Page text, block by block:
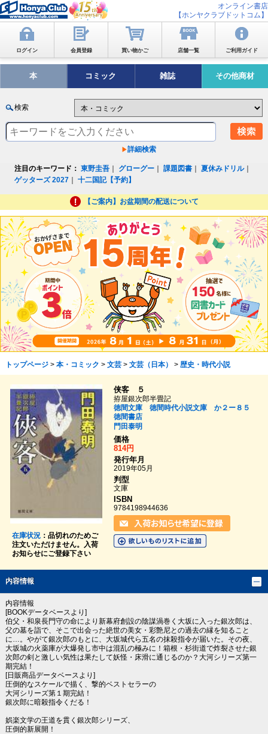
オンライン書店
【ホンヤクラブドットコム】
ログイン 会員登録 買い物かご 店舗一覧 ご利用ガイド
本 コミック 雑誌 その他商材
検索
詳細検索
注目のキーワード： 東野圭吾 グローグー ｜課題図書 ｜夏休みドリル｜
ゲッターズ 2027 ｜十二国記【予約】
【ご案内】お盆期間の配送について
トップページ> 本・コミック > 文芸> 文芸（日本） > 歴史・時代小説
在庫状況：品切れのためご
注文いただけません。入荷
お知らせにご登録下さい
侠客 ５
拵屋銀次郎半畳記
徳間文庫 徳間時代小説文庫 か２ー８５
徳間書店
門田泰明
価格
814円
発行年月
2019年05月
判型
文庫
ISBN
9784198944636
内容情報
内容情報
[BOOKデータベースより]
伯父・和泉長門守の命により新幕府創設の陰謀渦巻く大坂に入った銀次郎は、
父の墓を詣で、そこで出会った絶世の美女・彩艶尼との過去の縁を知ること
に…。やがて銀次郎のもとに、大坂城代ら五名の抹殺指令が届いた。その夜、
大坂城の火薬庫が大爆発し市中は混乱の極みに！箱根・杉街道で炸裂させた銀
次郎の剣と激しい気性は果たして妖怪・床滑に通じるのか？大河シリーズ第一
期完結！
[日販商品データベースより]
圧倒的なスケールで描く、撃的ベストセラーの
大河シリーズ第１期完結！
銀次郎に暗殺指令くだる！
娯楽文学の王道を貫く銀次郎シリーズ、
圧倒的新展開！